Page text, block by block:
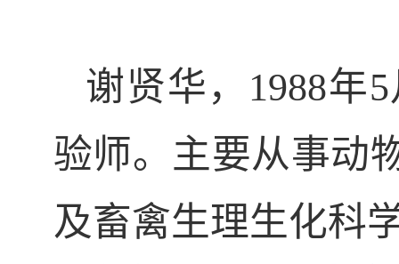
谢贤华， 1988年
验师。 主要从事动
及畜禽生理生化科